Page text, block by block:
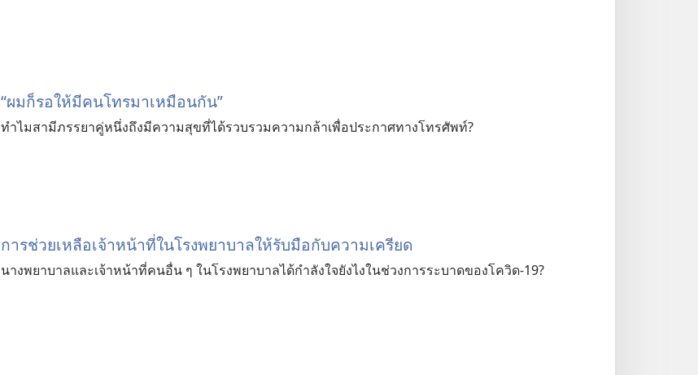
“ผม​ก็​รอ​ให้​มี​คน​โทร​มา​เหมือน​กัน”
ทำไม​สามี​ภรรยา​คู่​หนึ่ง​ถึง​มี​ความ​สุข​ที่​ได้​รวบ​รวม​ความ​กล้า​เพื่อ​ประกาศ​ทาง​โทรศัพท์?
การช่วยเหลือเจ้าหน้าที่ในโรงพยาบาลให้รับมือกับความเครียด
นางพยาบาลและเจ้าหน้าที่คนอื่น ๆ ในโรงพยาบาลได้กำลังใจยังไงในช่วงการระบาดของโควิด-19?